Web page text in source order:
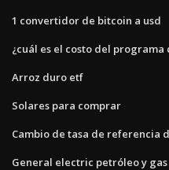
1 convertidor de bitcoin a usd
¿cuál es el costo del programa
Arroz duro etf
Solares para comprar
Cambio de tasa de referencia
General electric petróleo y